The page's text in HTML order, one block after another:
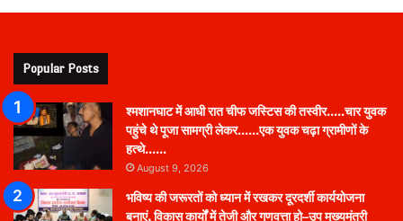
Popular Posts
श्मशानघाट में आधी रात चीफ जस्टिस की तस्वीर…..चार युवक
पहुंचे थे पूजा सामग्री लेकर……एक युवक चढ़ा ग्रामीणों के
हत्थे……
August 9, 2026
भविष्य की जरूरतों को ध्यान में रखकर दूरदर्शी कार्ययोजना
बनाएं, विकास कार्यों में तेजी और गुणवत्ता हो–उप मुख्यमंत्री